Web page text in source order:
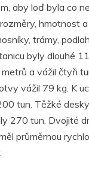
aby loď byla co
hmotnost
trámy,
byly dlouhé
a vážil čtyři
vážil 79 kg. K
tun. Těžké
tun. Dvojité
průměrnou